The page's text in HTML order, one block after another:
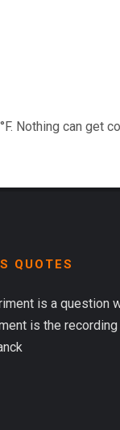
Nothing can get
QUOTES
is a question
is the recording